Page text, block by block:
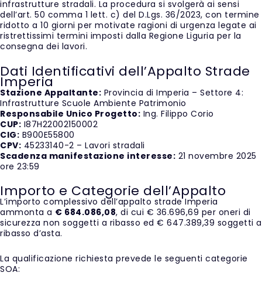
infrastrutture stradali. La procedura si svolgerà ai sensi
dell’art. 50 comma 1 lett. c) del D.Lgs. 36/2023, con termine
ridotto a 10 giorni per motivate ragioni di urgenza legate ai
ristrettissimi termini imposti dalla Regione Liguria per la
consegna dei lavori.
Dati Identificativi dell’Appalto Strade
Imperia
Stazione Appaltante: Provincia di Imperia – Settore 4:
Infrastrutture Scuole Ambiente Patrimonio
Responsabile Unico Progetto: Ing. Filippo Corio
CUP: I87H22002150002
CIG: B900E55800
CPV: 45233140-2 – Lavori stradali
Scadenza manifestazione interesse: 21 novembre 2025
ore 23:59
Importo e Categorie dell’Appalto
L’importo complessivo dell’appalto strade Imperia
ammonta a € 684.086,08, di cui € 36.696,69 per oneri di
sicurezza non soggetti a ribasso ed € 647.389,39 soggetti a
ribasso d’asta.
La qualificazione richiesta prevede le seguenti categorie
SOA: